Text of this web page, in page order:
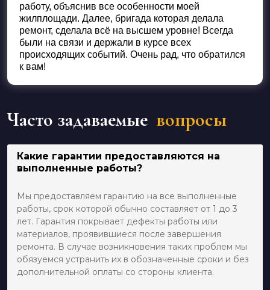
работу, объяснив все особенности моей
жилплощади. Далее, бригада которая делала
ремонт, сделала всё на высшем уровне! Всегда
были на связи и держали в курсе всех
происходящих событий. Очень рад, что обратился
к вам!
Часто задаваемые вопросы
Какие гарантии предоставляются на
выполненные работы?
Мы предоставляем гарантию на все выполненные
работы, срок которой обычно составляет от 1 до 3
лет. Гарантия покрывает дефекты работы или
материалов, проявившиеся после завершения
ремонта. В случае возникновения таких проблем мы
обязуемся устранить их в обозначенные сроки и без
дополнительной оплаты со стороны клиента.